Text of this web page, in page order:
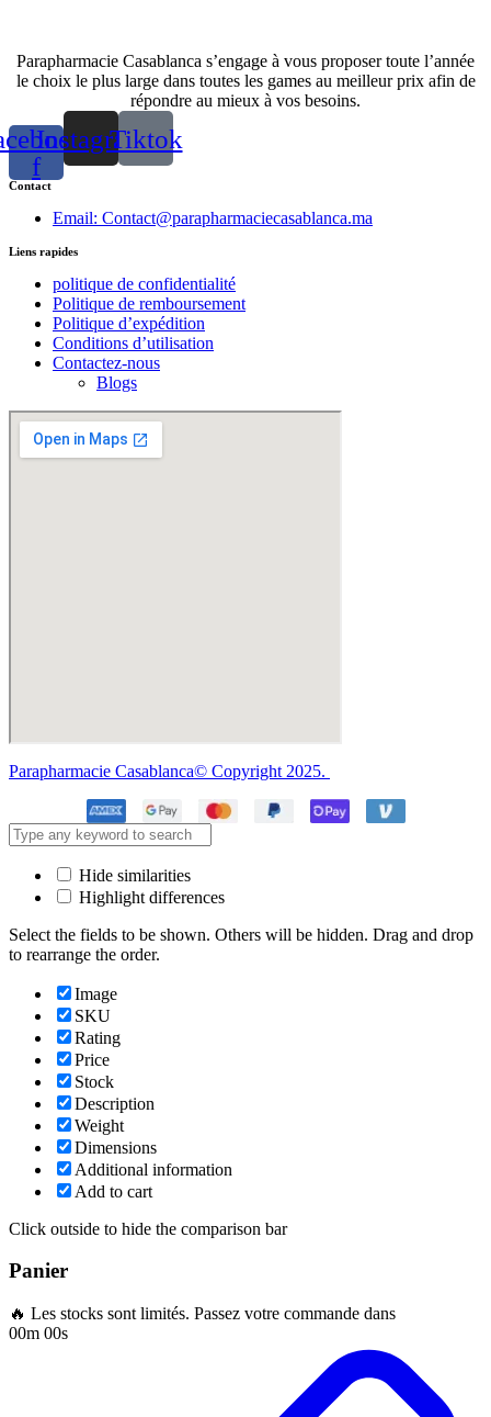
Parapharmacie Casablanca s’engage à vous proposer toute l’année
le choix le plus large dans toutes les games au meilleur prix afin de
répondre au mieux à vos besoins.
f
InstagramTiktok
Contact
Email: Contact@parapharmaciecasablanca.ma
Liens rapides
politique de confidentialité
Politique de remboursement
Politique d’expédition
Conditions d’utilisation
Contactez-nous
Blogs
Parapharmacie Casablanca© Copyright 2025.
Hide similarities
Highlight differences
Select the fields to be shown. Others will be hidden. Drag and drop
to rearrange the order.
Image
SKU
Rating
Price
Stock
Description
Weight
Dimensions
Additional information
Add to cart
Click outside to hide the comparison bar
Panier
🔥 Les stocks sont limités. Passez votre commande dans
00m 00s